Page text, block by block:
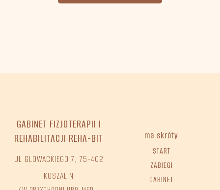
GABINET FIZJOTERAPII I
REHABILITACJI REHA-BIT
UL GLOWACKIEGO 7, 75-402
KOSZALIN
ma skróty
START
ZABIEGI
GABINET